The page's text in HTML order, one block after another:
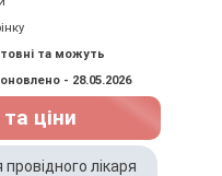
та можуть
- 28.05.2026
ціни
лікаря